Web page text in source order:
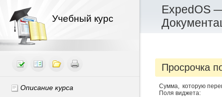
Учебный курс
ExpedOS
Просрочка
Описание курса
Сумма, которую
Поля виджета: